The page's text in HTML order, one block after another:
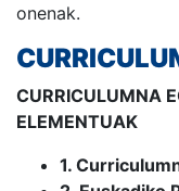
onenak.
CURRICULUMNA
ELEMENTUAK
1.